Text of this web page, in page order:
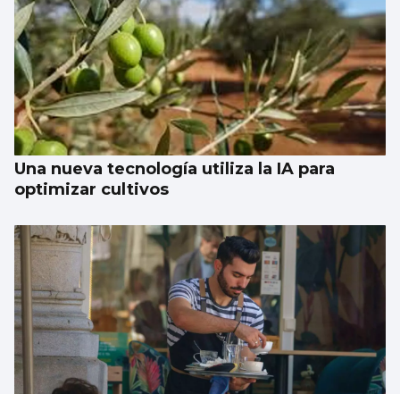
Una nueva tecnología utiliza la IA para
optimizar cultivos